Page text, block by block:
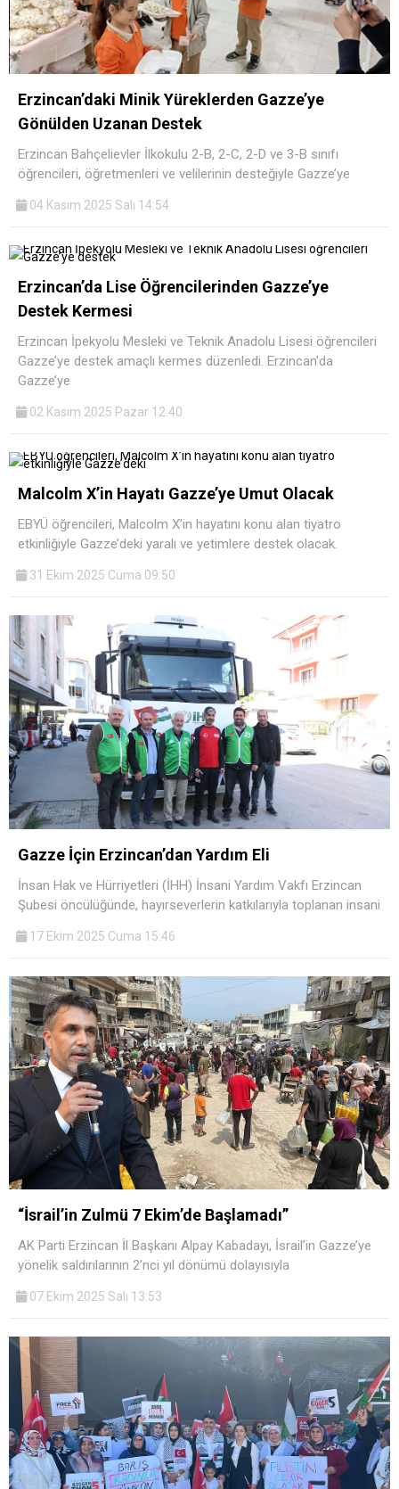
Erzincan’daki Minik Yüreklerden Gazze’ye
Gönülden Uzanan Destek
Erzincan Bahçelievler İlkokulu 2-B, 2-C, 2-D ve 3-B sınıfı
öğrencileri, öğretmenleri ve velilerinin desteğiyle Gazze’ye
04 Kasım 2025 Salı 14:54
Erzincan’da Lise Öğrencilerinden Gazze’ye
Destek Kermesi
Erzincan İpekyolu Mesleki ve Teknik Anadolu Lisesi öğrencileri
Gazze’ye destek amaçlı kermes düzenledi. Erzincan’da
Gazze’ye
02 Kasım 2025 Pazar 12:40
Malcolm X’in Hayatı Gazze’ye Umut Olacak
EBYÜ öğrencileri, Malcolm X’in hayatını konu alan tiyatro
etkinliğiyle Gazze’deki yaralı ve yetimlere destek olacak.
31 Ekim 2025 Cuma 09:50
Gazze İçin Erzincan’dan Yardım Eli
İnsan Hak ve Hürriyetleri (İHH) İnsani Yardım Vakfı Erzincan
Şubesi öncülüğünde, hayırseverlerin katkılarıyla toplanan insani
17 Ekim 2025 Cuma 15:46
“İsrail’in Zulmü 7 Ekim’de Başlamadı”
AK Parti Erzincan İl Başkanı Alpay Kabadayı, İsrail’in Gazze’ye
yönelik saldırılarının 2’nci yıl dönümü dolayısıyla
07 Ekim 2025 Salı 13:53